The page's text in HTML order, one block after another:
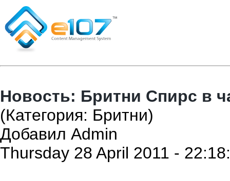
Новость: Бритни Спирс в
(Категория: Бритни)
Добавил Admin
Thursday 28 April 2011 -